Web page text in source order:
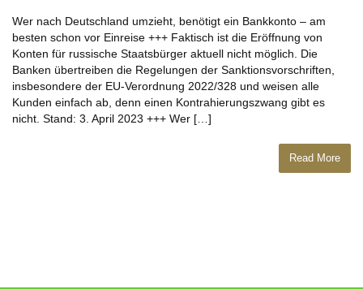
Wer nach Deutschland umzieht, benötigt ein Bankkonto – am
besten schon vor Einreise +++ Faktisch ist die Eröffnung von
Konten für russische Staatsbürger aktuell nicht möglich. Die
Banken übertreiben die Regelungen der Sanktionsvorschriften,
insbesondere der EU-Verordnung 2022/328 und weisen alle
Kunden einfach ab, denn einen Kontrahierungszwang gibt es
nicht. Stand: 3. April 2023 +++ Wer […]
Read More